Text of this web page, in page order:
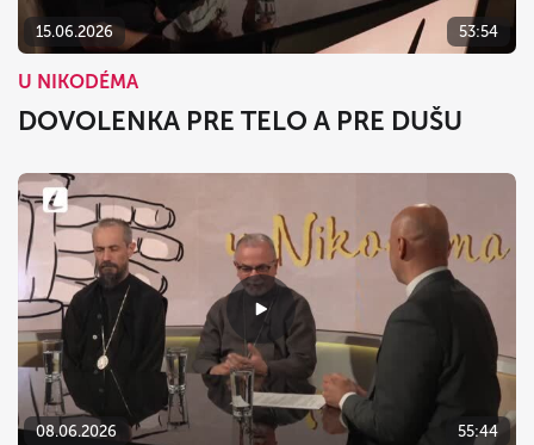
15.06.2026 53:54
U NIKODÉMA
DOVOLENKA PRE TELO A PRE DUŠU
08.06.2026 55:44